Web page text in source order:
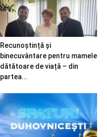
Recunoștință și
binecuvântare pentru mamele
dătătoare de viață – din
partea...